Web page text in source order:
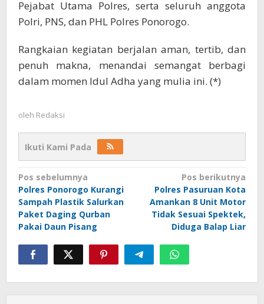
Pejabat Utama Polres, serta seluruh anggota
Polri, PNS, dan PHL Polres Ponorogo.
Rangkaian kegiatan berjalan aman, tertib, dan
penuh makna, menandai semangat berbagi
dalam momen Idul Adha yang mulia ini. (*)
oleh Redaksi
Ikuti Kami Pada
Navigasi
pos
Pos sebelumnya
Polres Ponorogo Kurangi
Sampah Plastik Salurkan
Paket Daging Qurban
Pakai Daun Pisang
Pos berikutnya
Polres Pasuruan Kota
Amankan 8 Unit Motor
Tidak Sesuai Spektek,
Diduga Balap Liar